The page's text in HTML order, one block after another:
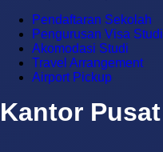
Pendaftaran Sekolah
Pengurusan Visa Studi
Akomodasi Studi
Travel Arrangement
Airport Pickup
Kantor Pusat